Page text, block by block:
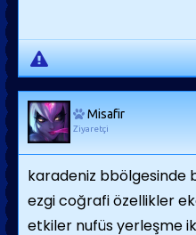
Misafir
Ziyaretçi
karadeniz bbölgesinde
ezgi coğrafi özellikler
etkiler nufüs yerleşme